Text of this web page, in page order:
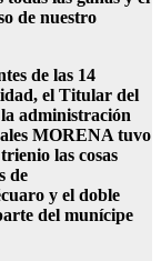
de nuestro
de las 14
el Titular del
administración
MORENA tuvo
las cosas
de
y el doble
del munícipe